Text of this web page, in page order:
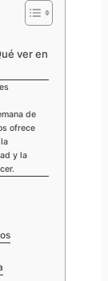
ver en
de
ofrece
y la